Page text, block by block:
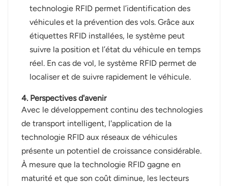
technologie RFID permet l’identification des
véhicules et la prévention des vols. Grâce aux
étiquettes RFID installées, le système peut
suivre la position et l’état du véhicule en temps
réel. En cas de vol, le système RFID permet de
localiser et de suivre rapidement le véhicule.
4. Perspectives d'avenir
Avec le développement continu des technologies
de transport intelligent, l'application de la
technologie RFID aux réseaux de véhicules
présente un potentiel de croissance considérable.
À mesure que la technologie RFID gagne en
maturité et que son coût diminue, les lecteurs